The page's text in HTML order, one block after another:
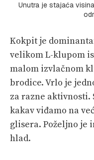
Unutra je stajaća
Kokpit je
velikom L-klupom
malom izvlačnom
brodice. Vrlo je
za razne aktivnosti.
kakav viđamo na
glisera. Poželjno
hlad.